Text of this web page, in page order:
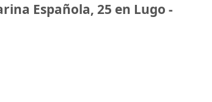
Española, 25 en Lugo -